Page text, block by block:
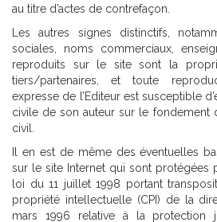
au titre d’actes de contrefaçon.
Les autres signes distinctifs,
sociales, noms commerciaux,
reproduits sur le site sont la
tiers/partenaires, et toute
expresse de l’Editeur est susceptible
civile de son auteur sur le fondement
civil.
Il en est de même des éventuelles
sur le site Internet qui sont protégées
loi du 11 juillet 1998 portant
propriété intellectuelle (CPI) de la
mars 1996 relative à la protection